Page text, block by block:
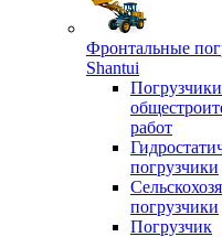
Фронтальные
Shantui
работ
погрузчики
погрузчики
Погрузчик